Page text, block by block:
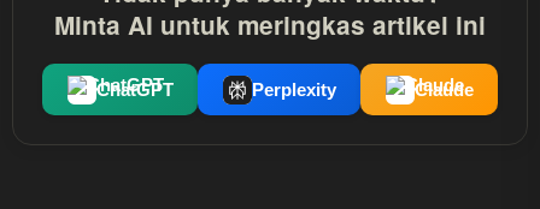
Minta AI untuk meringkas artikel ini
ChatGPT Perplexity Claude